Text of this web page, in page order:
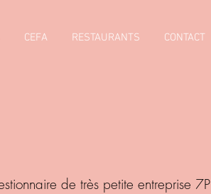
CEFA RESTAURANTS CONTACT
de très petite entreprise 7P